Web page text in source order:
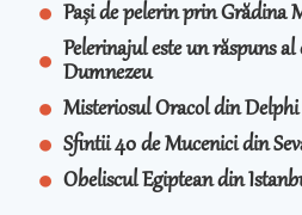
Pași de pelerin prin Grădina
Pelerinajul este un răspuns
Dumnezeu
Misteriosul Oracol din Delphi
Sfintii 40 de Mucenici din
Obeliscul Egiptean din